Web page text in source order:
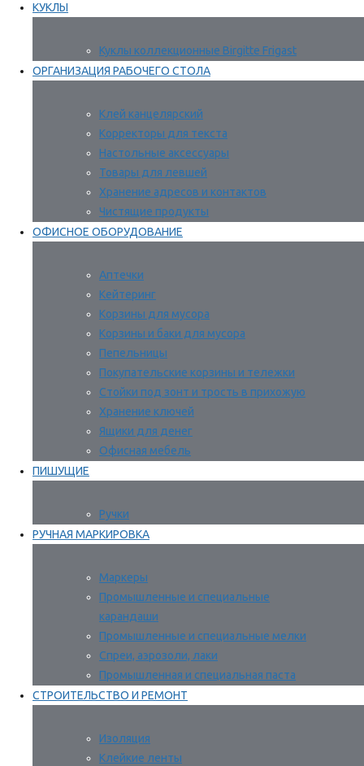
КУКЛЫ
Куклы коллекционные Birgitte Frigast
ОРГАНИЗАЦИЯ РАБОЧЕГО СТОЛА
Клей канцелярский
Корректоры для текста
Настольные аксессуары
Товары для левшей
Хранение адресов и контактов
Чистящие продукты
ОФИСНОЕ ОБОРУДОВАНИЕ
Аптечки
Кейтеринг
Корзины для мусора
Корзины и баки для мусора
Пепельницы
Покупательские корзины и тележки
Стойки под зонт и трость в прихожую
Хранение ключей
Ящики для денег
Офисная мебель
ПИШУЩИЕ
Ручки
РУЧНАЯ МАРКИРОВКА
Маркеры
Промышленные и специальные
карандаши
Промышленные и специальные мелки
Спреи, аэрозоли, лаки
Промышленная и специальная паста
СТРОИТЕЛЬСТВО И РЕМОНТ
Изоляция
Клейкие ленты